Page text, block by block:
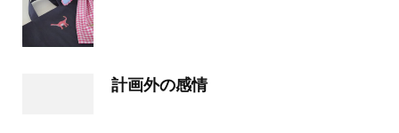
計画外の感情